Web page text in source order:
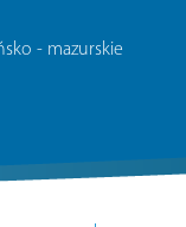
- mazurskie